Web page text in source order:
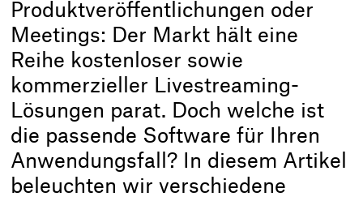
Produktveröffentlichungen oder
Meetings: Der Markt hält eine
Reihe kostenloser sowie
kommerzieller Livestreaming-
Lösungen parat. Doch welche ist
die passende Software für Ihren
Anwendungsfall? In diesem Artikel
beleuchten wir verschiedene